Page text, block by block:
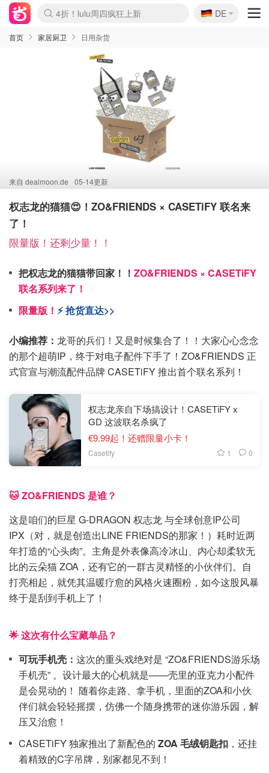
Boticinal 夏促开抢！
4折！lulu周四疯狂上新
还没结束！&OtherStories大促
Joybuy变相75折 随时失效
速领！Stanley独家85折
疑似霸哥！Camper额外叠85折
Zalando 奥莱闪促！每日更新
Moncler反季囤！5折起+叠9折
Coach Brooklyn仅€192
🇩🇪
DE
首页 家居厨卫 日用杂货
来自 dealmoon.de 05-14更新
权志龙的猫猫😍！ZO&FRIENDS × CASETiFY 联名来
了！
限量版！还剩少量！！
把权志龙的猫猫带回家！！ ZO&FRIENDS × CASETiFY
联名系列来了！
限量版！ ⚡️ 抢货直达>>
小编推荐： 龙哥的兵们！又是时候集合了！！大家心心念念
的那个超萌IP，终于对电子配件下手了！ZO&FRIENDS 正
式官宣与潮流配件品牌 CASETiFY 推出首个联名系列！
权志龙亲自下场搞设计！CASETiFY x
GD 这波联名杀疯了
€9.99起！还赠限量小卡！
Casetify 1 0
🐱 ZO&FRIENDS 是谁？
这是咱们的巨星 G-DRAGON 权志龙 与全球创意IP公司
IPX（对，就是创造出LINE FRIENDS的那家！）耗时近两
年打造的“心头肉”。主角是外表像高冷冰山、内心却柔软无
比的云朵猫 ZOA，还有它的一群古灵精怪的小伙伴们。自
打亮相起，就凭其温暖疗愈的风格火速圈粉，如今这股风暴
终于是刮到手机上了！
🌟 这次有什么宝藏单品？
可玩手机壳： 这次的重头戏绝对是 “ZO&FRIENDS游乐场
手机壳” 。设计最大的心机就是——壳里的亚克力小配件
是会晃动的！ 随着你走路、拿手机，里面的ZOA和小伙
伴们就会轻轻摇摆，仿佛一个随身携带的迷你游乐园，解
压又治愈！
CASETiFY 独家推出了新配色的 ZOA 毛绒钥匙扣 ，还挂
着精致的C字吊牌，别家都见不到！